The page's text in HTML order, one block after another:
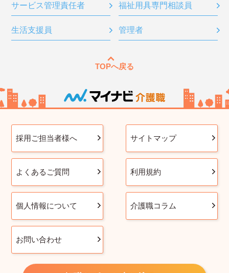
サービス管理責任者 福祉用具専門相談員
生活支援員 管理者
TOPへ戻る
採用ご担当者様へ サイトマップ
よくあるご質問 利用規約
個人情報について 介護職コラム
お問い合わせ